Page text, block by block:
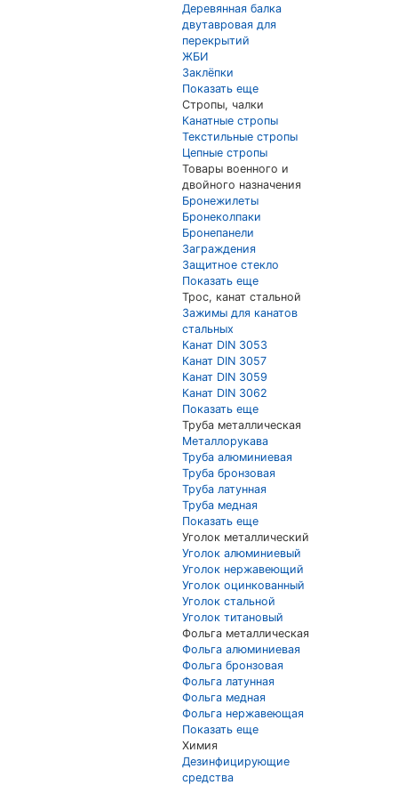
Деревянная балка
двутавровая для
перекрытий
ЖБИ
Заклёпки
Показать еще
Стропы, чалки
Канатные стропы
Текстильные стропы
Цепные стропы
Товары военного и
двойного назначения
Бронежилеты
Бронеколпаки
Бронепанели
Заграждения
Защитное стекло
Показать еще
Трос, канат стальной
Зажимы для канатов
стальных
Канат DIN 3053
Канат DIN 3057
Канат DIN 3059
Канат DIN 3062
Показать еще
Труба металлическая
Металлорукава
Труба алюминиевая
Труба бронзовая
Труба латунная
Труба медная
Показать еще
Уголок металлический
Уголок алюминиевый
Уголок нержавеющий
Уголок оцинкованный
Уголок стальной
Уголок титановый
Фольга металлическая
Фольга алюминиевая
Фольга бронзовая
Фольга латунная
Фольга медная
Фольга нержавеющая
Показать еще
Химия
Дезинфицирующие
средства